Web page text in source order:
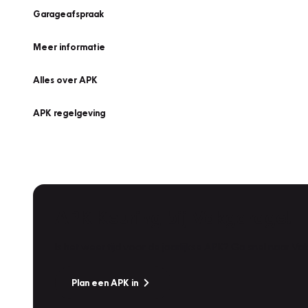
Garageafspraak
Meer informatie
Alles over APK
APK regelgeving
Plan een APK in